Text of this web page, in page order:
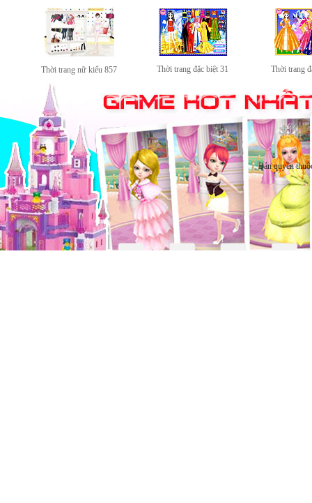
Thời trang nữ kiểu 857 Thời trang đặc biệt 31 Thời trang
Bản quyền